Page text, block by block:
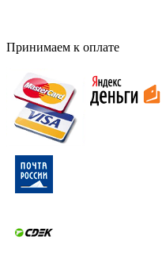
Принимаем к оплате